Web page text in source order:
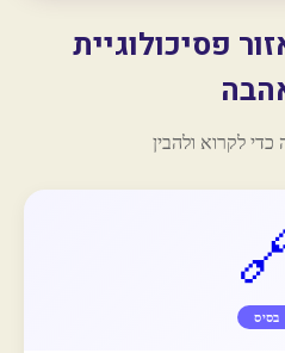
פסיכולוגיית
לקרוא ולהבין
בסיס